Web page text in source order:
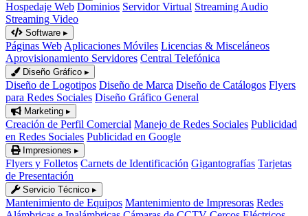
Hospedaje Web Dominios Servidor Virtual Streaming Audio
Streaming Video
Software ▸
Páginas Web Aplicaciones Móviles Licencias & Misceláneos
Aprovisionamiento Servidores Central Telefónica
Diseño Gráfico ▸
Diseño de Logotipos Diseño de Marca Diseño de Catálogos Flyers
para Redes Sociales Diseño Gráfico General
Marketing ▸
Creación de Perfil Comercial Manejo de Redes Sociales Publicidad
en Redes Sociales Publicidad en Google
Impresiones ▸
Flyers y Folletos Carnets de Identificación Gigantografías Tarjetas
de Presentación
Servicio Técnico ▸
Mantenimiento de Equipos Mantenimiento de Impresoras Redes